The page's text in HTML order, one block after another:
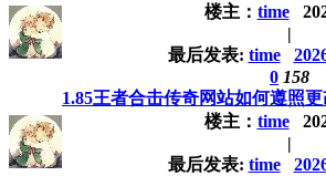
楼主： time
|
最后发表: time
0 158
1.85王者合击传奇网站如何遵照
楼主： time
|
最后发表: time